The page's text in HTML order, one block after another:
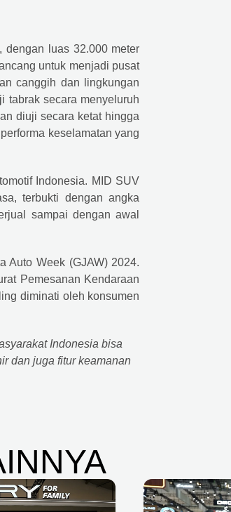
luas 32.000 meter
untuk menjadi pusat
canggih dan lingkungan
tabrak secara menyeluruh
diuji secara ketat hingga
keselamatan yang
Indonesia. MID SUV
terbukti dengan angka
sampai dengan awal
Auto Week (GJAW) 2024.
Pemesanan Kendaraan
diminati oleh konsumen
Indonesia bisa
dan juga fitur keamanan